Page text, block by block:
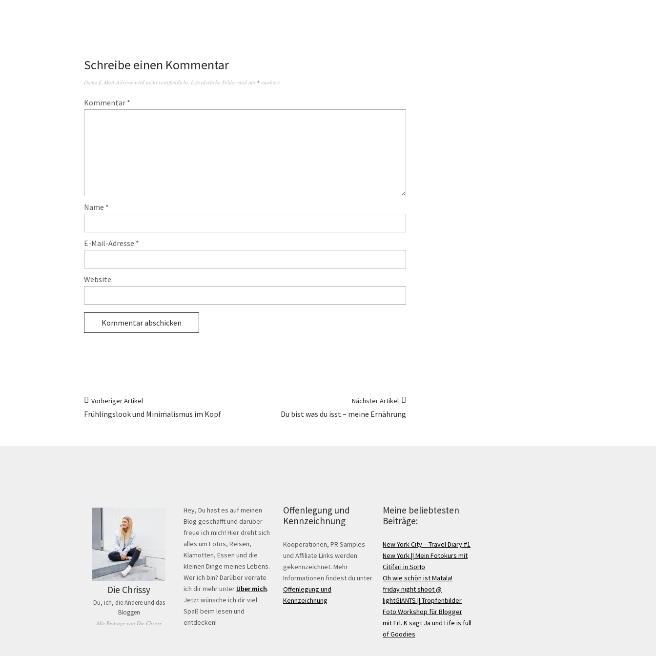
Schreibe einen Kommentar
Deine E-Mail-Adresse wird nicht veröffentlicht. Erforderliche Felder sind mit * markiert
Kommentar *
Name *
E-Mail-Adresse *
Website
Vorheriger Artikel
Frühlingslook und Minimalismus im Kopf
Nächster Artikel
Du bist was du isst – meine Ernährung
Die Chrissy
Du, ich, die Andere und das
Bloggen
Alle Beiträge von Die Chrissy
Hey, Du hast es auf meinen
Blog geschafft und darüber
freue ich mich! Hier dreht sich
alles um Fotos, Reisen,
Klamotten, Essen und die
kleinen Dinge meines Lebens.
Wer ich bin? Darüber verrate
ich dir mehr unter Über mich.
Jetzt wünsche ich dir viel
Spaß beim lesen und
entdecken!
Offenlegung und
Kennzeichnung
Kooperationen, PR Samples
und Affiliate Links werden
gekennzeichnet. Mehr
Informationen findest du unter
Offenlegung und
Kennzeichnung
Meine beliebtesten
Beiträge:
New York City – Travel Diary #1
New York || Mein Fotokurs mit
Citifari in SoHo
Oh wie schön ist Matala!
friday night shoot @
lightGIANTS || Tropfenbilder
Foto Workshop für Blogger
mit Frl. K sagt Ja und Life is full
of Goodies